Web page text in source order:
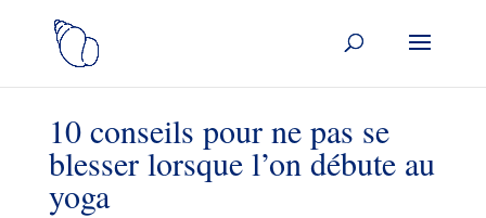
10 conseils pour ne pas se
blesser lorsque l’on débute au
yoga